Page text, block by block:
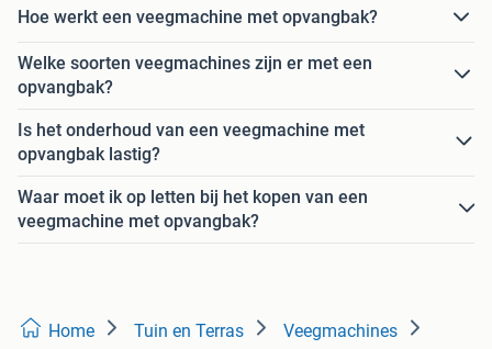
Hoe werkt een veegmachine met opvangbak?
Welke soorten veegmachines zijn er met een
opvangbak?
Is het onderhoud van een veegmachine met
opvangbak lastig?
Waar moet ik op letten bij het kopen van een
veegmachine met opvangbak?
Home Tuin en Terras Veegmachines